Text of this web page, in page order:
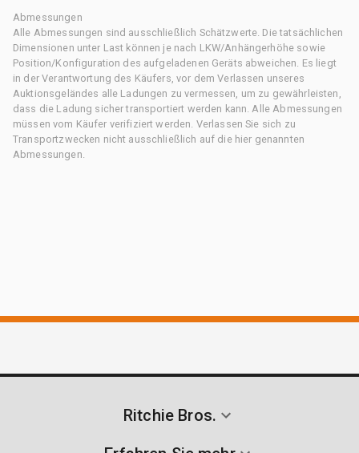
Abmessungen
Alle Abmessungen sind ausschließlich Schätzwerte. Die tatsächlichen
Dimensionen unter Last können je nach LKW/Anhängerhöhe sowie
Position/Konfiguration des aufgeladenen Geräts abweichen. Es liegt
in der Verantwortung des Käufers, vor dem Verlassen unseres
Auktionsgeländes alle Ladungen zu vermessen, um zu gewährleisten,
dass die Ladung sicher transportiert werden kann. Alle Abmessungen
müssen vom Käufer verifiziert werden. Verlassen Sie sich zu
Transportzwecken nicht ausschließlich auf die hier genannten
Abmessungen.
Ritchie Bros.